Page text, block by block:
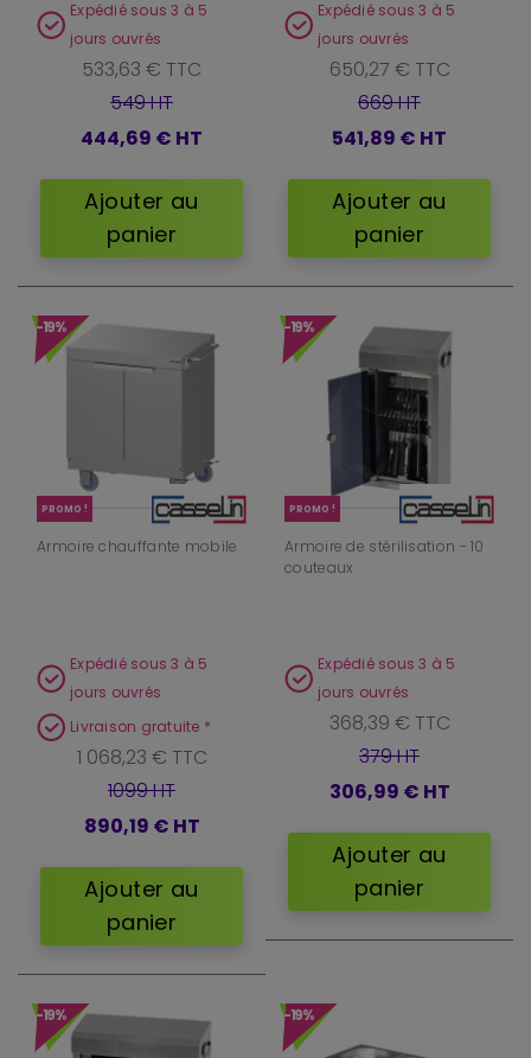
Expédié sous 3 à 5
jours ouvrés
533,63 € TTC
549 HT
444,69 € HT
Ajouter au
panier
Expédié sous 3 à 5
jours ouvrés
650,27 € TTC
669 HT
541,89 € HT
Ajouter au
panier
-19%
PROMO !
Armoire chauffante mobile
Expédié sous 3 à 5
jours ouvrés
Livraison gratuite *
1 068,23 € TTC
1099 HT
890,19 € HT
Ajouter au
panier
-19%
PROMO !
Armoire de stérilisation - 10
couteaux
Expédié sous 3 à 5
jours ouvrés
368,39 € TTC
379 HT
306,99 € HT
Ajouter au
panier
-19% -19%